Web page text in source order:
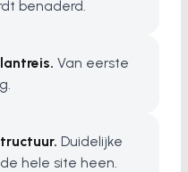
benaderd.
Van eerste
Duidelijke
hele site heen.